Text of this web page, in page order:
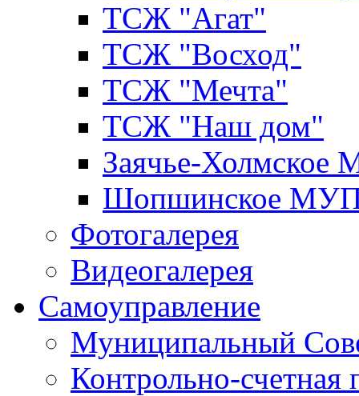
ТСЖ "Агат"
ТСЖ "Восход"
ТСЖ "Мечта"
ТСЖ "Наш дом"
Заячье-
Шопшинское
Фотогалерея
Видеогалерея
Самоуправление
Муниципальный
Контрольно-счетная